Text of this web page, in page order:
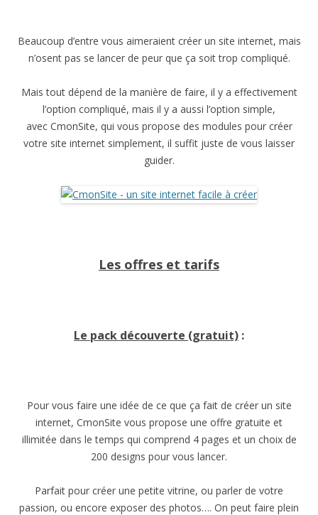
Beaucoup d’entre vous aimeraient créer un site internet, mais
n’osent pas se lancer de peur que ça soit trop compliqué.
Mais tout dépend de la manière de faire, il y a effectivement
l’option compliqué, mais il y a aussi l’option simple,
avec CmonSite, qui vous propose des modules pour créer
votre site internet simplement, il suffit juste de vous laisser
guider.
Les offres et tarifs
Le pack découverte (gratuit) :
Pour vous faire une idée de ce que ça fait de créer un site
internet, CmonSite vous propose une offre gratuite et
illimitée dans le temps qui comprend 4 pages et un choix de
200 designs pour vous lancer.
Parfait pour créer une petite vitrine, ou parler de votre
passion, ou encore exposer des photos…. On peut faire plein